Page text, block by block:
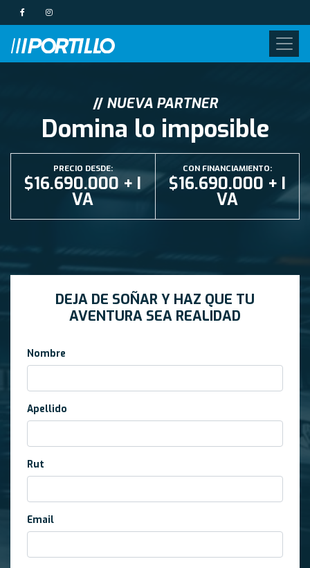
// NUEVA PARTNER
Domina lo imposible
PRECIO DESDE:
$16.690.000 + I
VA
CON FINANCIAMIENTO:
$16.690.000 + I
VA
DEJA DE SOÑAR Y HAZ QUE TU
AVENTURA SEA REALIDAD
Nombre
Apellido
Rut
Email